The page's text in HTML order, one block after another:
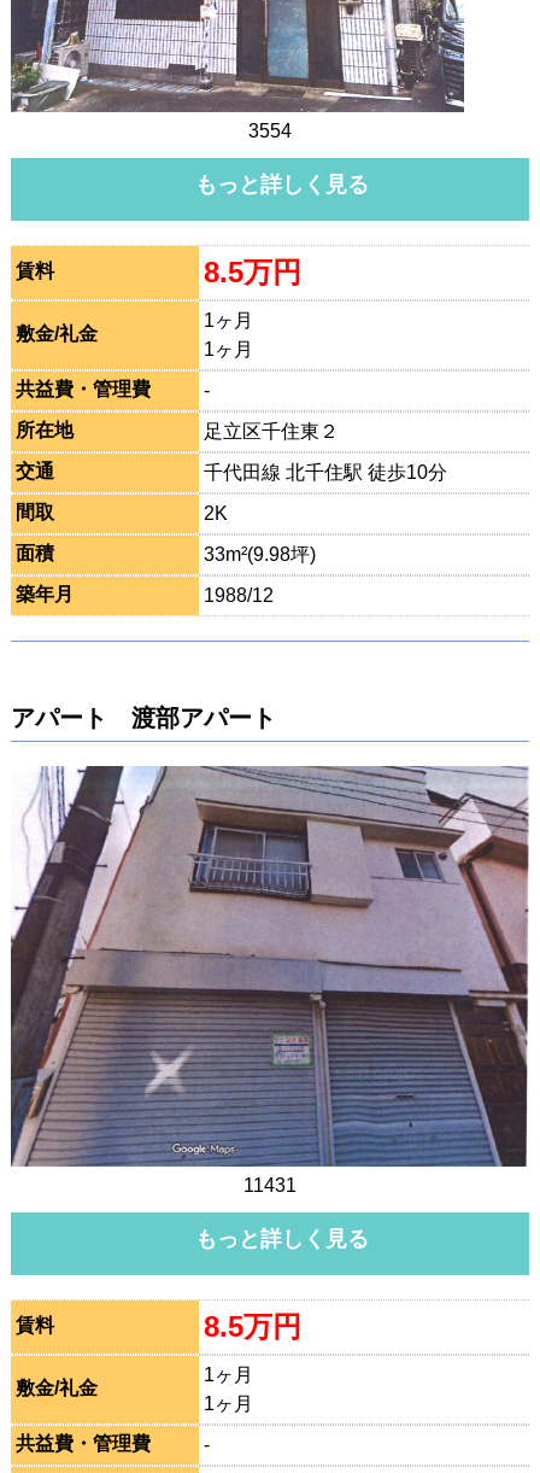
3554
もっと詳しく見る
賃料 8.5万円
敷金/礼金
1ヶ月
1ヶ月
共益費・管理費
-
所在地
足立区千住東２
交通
千代田線 北千住駅 徒歩10分
間取
2K
面積
33m²(9.98坪)
築年月
1988/12
アパート 渡部アパート
11431
もっと詳しく見る
賃料 8.5万円
敷金/礼金
1ヶ月
1ヶ月
共益費・管理費
-